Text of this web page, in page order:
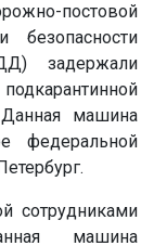
постовой
безопасности
задержали
машина
федеральной
сотрудниками
машина